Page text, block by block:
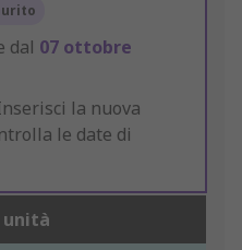
dal 07 ottobre
la nuova
le date di
unità